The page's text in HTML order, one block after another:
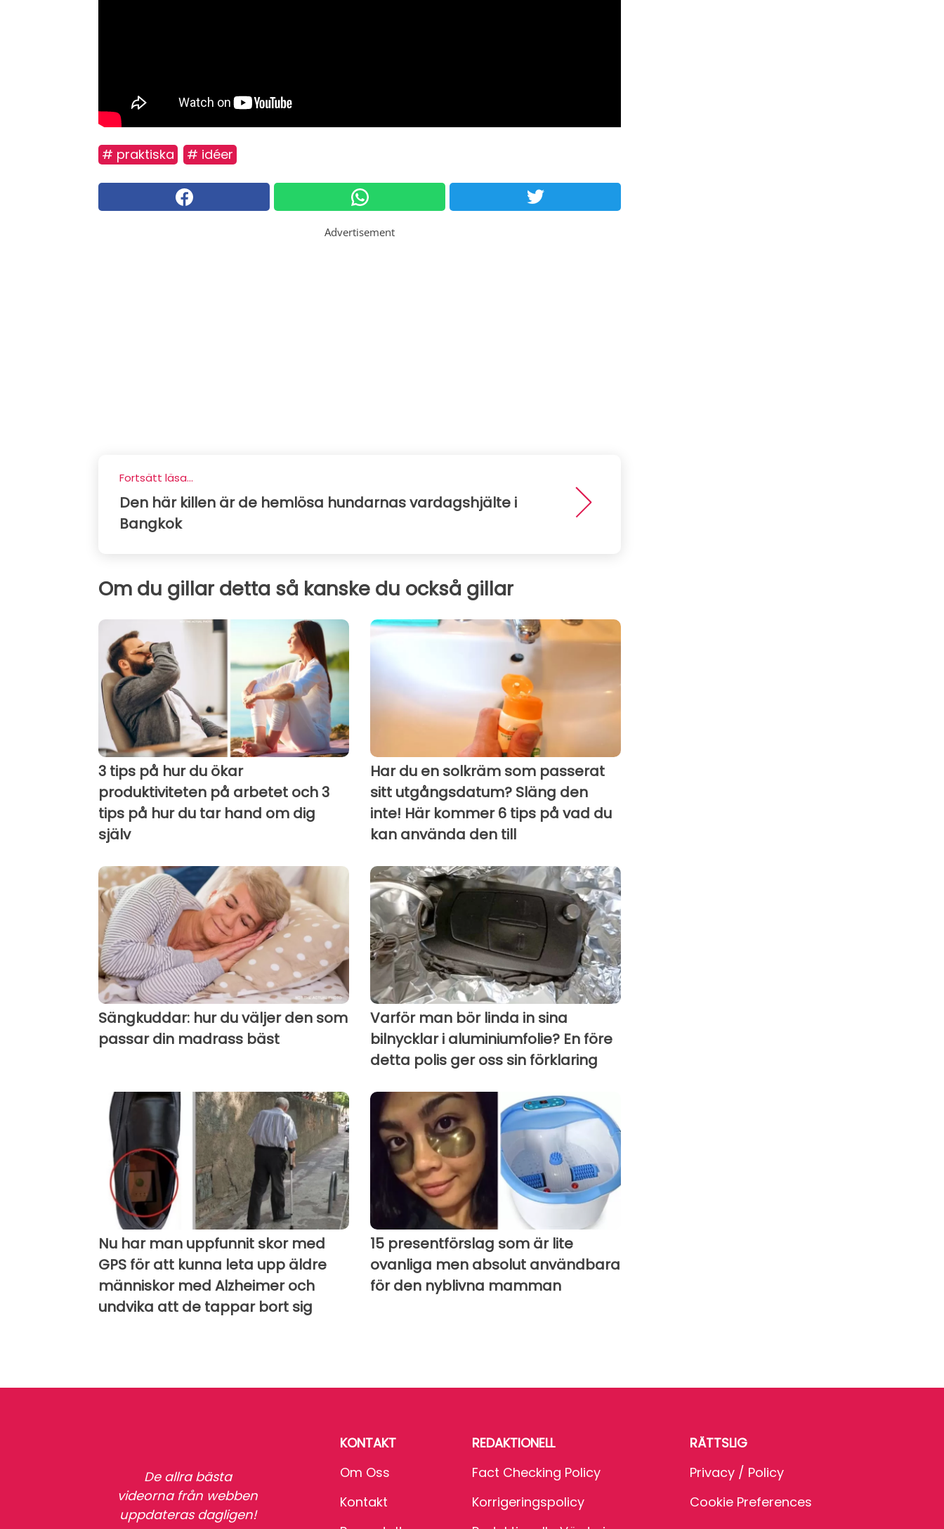
# praktiska # idéer
Advertisement
Fortsätt läsa...
Den här killen är de hemlösa hundarnas vardagshjälte i
Bangkok
Om du gillar detta så kanske du också gillar
3 tips på hur du ökar
produktiviteten på arbetet och 3
tips på hur du tar hand om dig
själv
Har du en solkräm som passerat
sitt utgångsdatum? Släng den
inte! Här kommer 6 tips på vad du
kan använda den till
Sängkuddar: hur du väljer den som
passar din madrass bäst
Varför man bör linda in sina
bilnycklar i aluminiumfolie? En före
detta polis ger oss sin förklaring
Nu har man uppfunnit skor med
GPS för att kunna leta upp äldre
människor med Alzheimer och
undvika att de tappar bort sig
15 presentförslag som är lite
ovanliga men absolut användbara
för den nyblivna mamman
De allra bästa
videorna från webben
uppdateras dagligen!
KONTAKT
Om Oss
Kontakt
REDAKTIONELL
Fact Checking Policy
Korrigeringspolicy
RÄTTSLIG
Privacy / Policy
Cookie Preferences